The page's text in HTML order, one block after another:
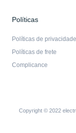
Políticas
Políticas de privacidade
Políticas de frete
Complicance
Copyright © 2022